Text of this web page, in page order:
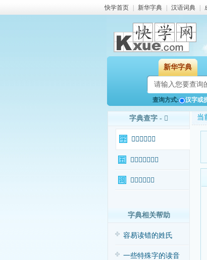
快学首页 新华字典 汉语词典
新华字典
查询方式: 汉字或
字典查字 - 𠉎
𠉎字基本信息
𠉎字输入法查询
𠉎字相关词语
字典相关帮助
容易读错的姓氏
一些特殊字的读音
当